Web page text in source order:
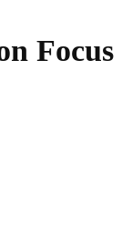
Focus